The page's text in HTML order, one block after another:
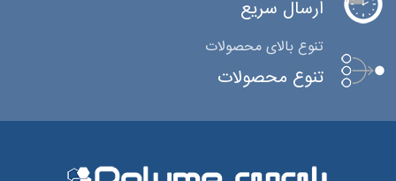
ارسال سریع
تنوع بالای محصولات
تنوع محصولات